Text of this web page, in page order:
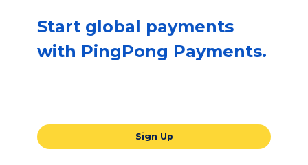
Start global payments
with PingPong Payments.
Sign Up